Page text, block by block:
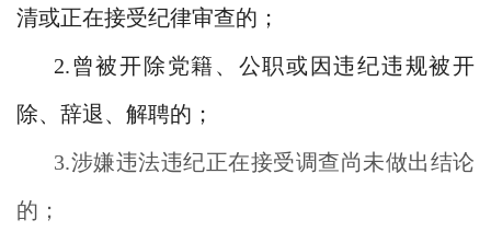
清或正在接受纪律审查的；
2.曾被开除党籍、公职或因违纪违规被开
除、辞退、解聘的；
3.涉嫌违法违纪正在接受调查尚未做出结论
的；